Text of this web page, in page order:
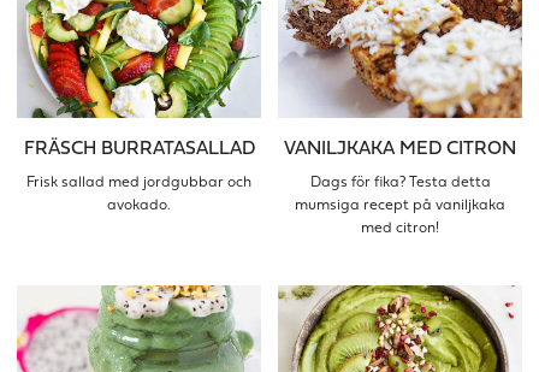
FRÄSCH BURRATASALLAD
Frisk sallad med jordgubbar och
avokado.
VANILJKAKA MED CITRON
Dags för fika? Testa detta
mumsiga recept på vaniljkaka
med citron!